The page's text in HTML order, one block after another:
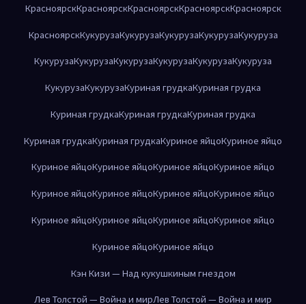
КрасноярскКрасноярскКрасноярскКрасноярскКрасноярск
КрасноярскКукурузаКукурузаКукурузаКукурузаКукуруза
КукурузаКукурузаКукурузаКукурузаКукурузаКукуруза
КукурузаКукурузаКуриная грудкаКуриная грудка
Куриная грудкаКуриная грудкаКуриная грудка
Куриная грудкаКуриная грудкаКуриное яйцоКуриное яйцо
Куриное яйцоКуриное яйцоКуриное яйцоКуриное яйцо
Куриное яйцоКуриное яйцоКуриное яйцоКуриное яйцо
Куриное яйцоКуриное яйцоКуриное яйцоКуриное яйцо
Куриное яйцоКуриное яйцо
Кэн Кизи — Над кукушкиным гнездом
Лев Толстой — Война и мирЛев Толстой — Война и мир